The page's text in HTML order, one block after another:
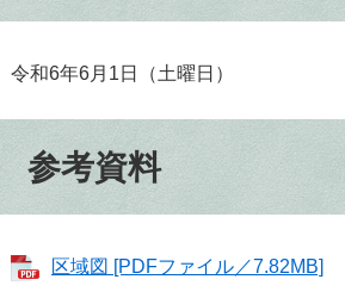
令和6年6月1日（土曜日）
参考資料
区域図 [PDFファイル／7.82MB]